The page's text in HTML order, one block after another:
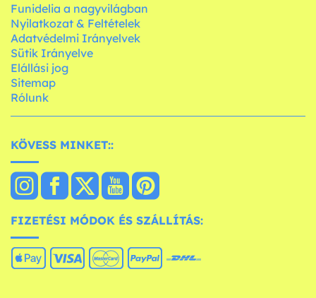
Funidelia a nagyvilágban
Nyilatkozat & Feltételek
Adatvédelmi Irányelvek
Sütik Irányelve
Elállási jog
Sitemap
Rólunk
KÖVESS MINKET::
FIZETÉSI MÓDOK ÉS SZÁLLÍTÁS: